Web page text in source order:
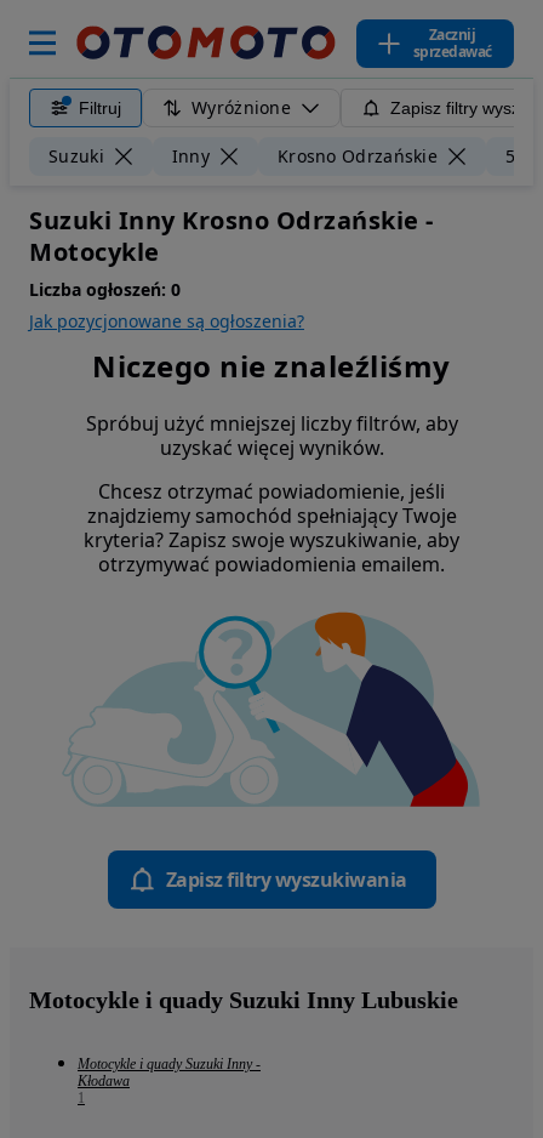
Zacznij
sprzedawać
Filtruj Wyróżnione Zapisz filtry
Suzuki Inny Krosno Odrzańskie 50
Suzuki Inny Krosno Odrzańskie -
Motocykle
Liczba ogłoszeń: 0
Jak pozycjonowane są ogłoszenia?
Niczego nie znaleźliśmy
Spróbuj użyć mniejszej liczby filtrów, aby
uzyskać więcej wyników.
Chcesz otrzymać powiadomienie, jeśli
znajdziemy samochód spełniający Twoje
kryteria? Zapisz swoje wyszukiwanie, aby
otrzymywać powiadomienia emailem.
Zapisz filtry wyszukiwania
Motocykle i quady Suzuki Inny Lubuskie
Motocykle i quady Suzuki Inny -
Kłodawa
1